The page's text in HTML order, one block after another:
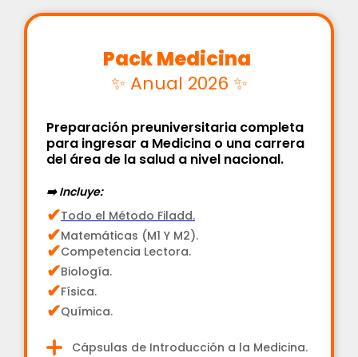
‍‍Pack Medicina ‍
✨ Anual 2026 ✨
Preparación preuniversitaria completa
para ingresar a Medicina o una carrera
del área de la salud a nivel nacional.
➡️ Incluye:
✔Todo el Método Filadd.
✔
✔
Matemáticas (M1 Y M2).
Competencia Lectora.
✔Biología.
✔Física.
✔Química.
Cápsulas de Introducción a la Medicina.